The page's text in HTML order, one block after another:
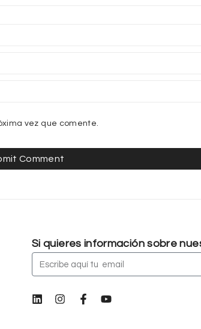
vez que comente.
Si quieres información sobre